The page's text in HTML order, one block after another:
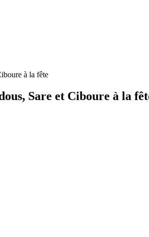
à la fête
Sare et Ciboure à la